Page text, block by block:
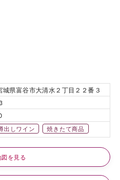
城県富谷市大清水２丁目２２番３
出しワイン 焼きたて商品
図を見る